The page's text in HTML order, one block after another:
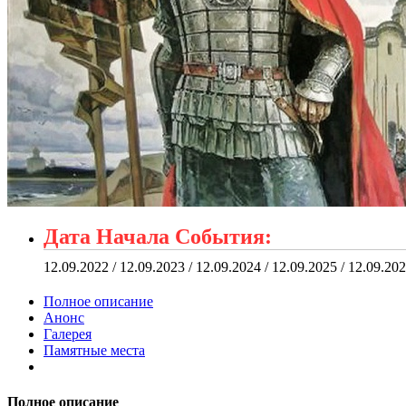
Дата Начала События:
12.09.2022 / 12.09.2023 / 12.09.2024 / 12.09.2025 /
Полное описание
Анонс
Галерея
Памятные места
Полное описание